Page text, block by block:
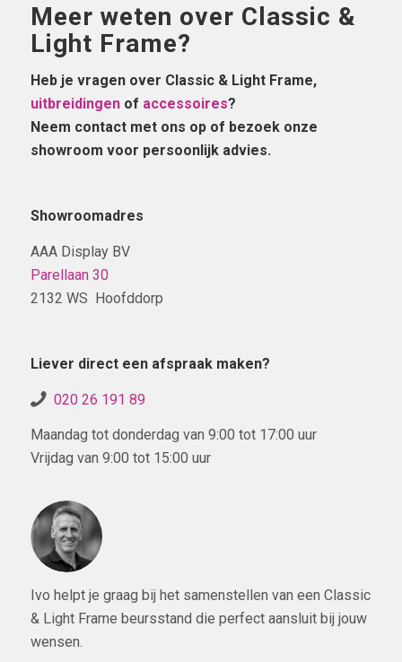
Meer weten over Classic &
Light Frame?
Heb je vragen over Classic & Light Frame,
uitbreidingenof accessoires?
Neem contact met ons op of bezoek onze
showroom voor persoonlijk advies.
Showroomadres
AAA Display BV
Parellaan 30
2132 WS Hoofddorp
Liever direct een afspraak maken?
020 26 191 89
Maandag tot donderdag van 9:00 tot 17:00 uur
Vrijdag van 9:00 tot 15:00 uur
Ivo helpt je graag bij het samenstellen van een Classic
& Light Frame beursstand die perfect aansluit bij jouw
wensen.